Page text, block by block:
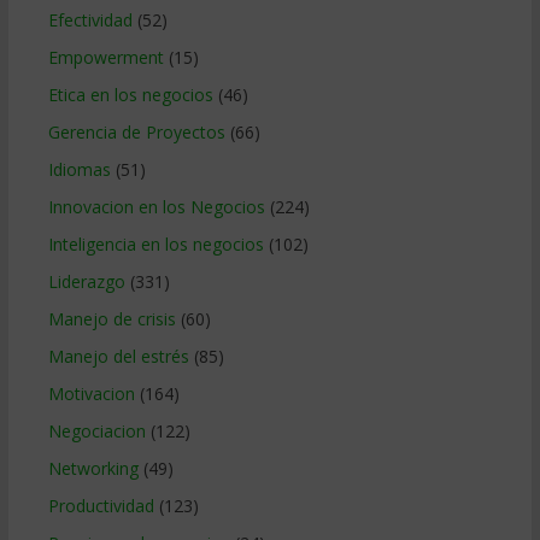
Efectividad (52)
Empowerment (15)
Etica en los negocios (46)
Gerencia de Proyectos (66)
Idiomas (51)
Innovacion en los Negocios (224)
Inteligencia en los negocios (102)
Liderazgo (331)
Manejo de crisis (60)
Manejo del estrés (85)
Motivacion (164)
Negociacion (122)
Networking(49)
Productividad (123)